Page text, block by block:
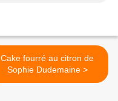
Cake fourré au citron de
Sophie Dudemaine >